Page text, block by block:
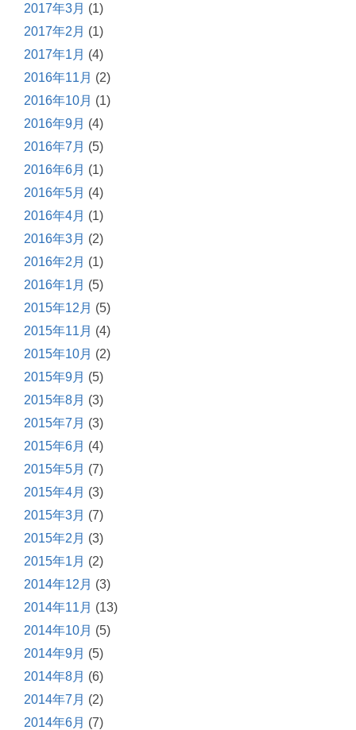
2017年3月 (1)
2017年2月 (1)
2017年1月 (4)
2016年11月 (2)
2016年10月 (1)
2016年9月 (4)
2016年7月 (5)
2016年6月 (1)
2016年5月 (4)
2016年4月 (1)
2016年3月 (2)
2016年2月 (1)
2016年1月 (5)
2015年12月 (5)
2015年11月 (4)
2015年10月 (2)
2015年9月 (5)
2015年8月 (3)
2015年7月 (3)
2015年6月 (4)
2015年5月 (7)
2015年4月 (3)
2015年3月 (7)
2015年2月 (3)
2015年1月 (2)
2014年12月 (3)
2014年11月 (13)
2014年10月 (5)
2014年9月 (5)
2014年8月 (6)
2014年7月 (2)
2014年6月 (7)